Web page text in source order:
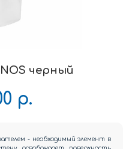
черный
р.
- необходимый элемент в